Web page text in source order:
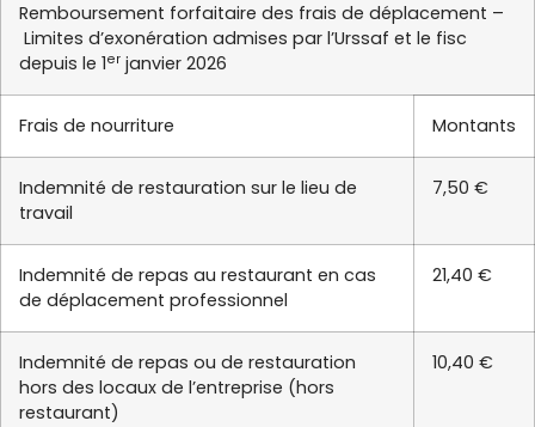
Remboursement forfaitaire des frais de déplacement –
Limites d’exonération admises par l’Urssaf et le fisc
depuis le 1er janvier 2026
Frais de nourriture Montants
Indemnité de restauration sur le lieu de
travail
7,50 €
Indemnité de repas au restaurant en cas
de déplacement professionnel
21,40 €
Indemnité de repas ou de restauration
hors des locaux de l’entreprise (hors
restaurant)
10,40 €